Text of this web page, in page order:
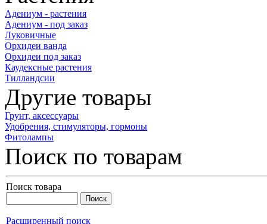
Адениум - растения
Адениум - под заказ
Луковичные
Орхидеи ванда
Орхидеи под заказ
Каудексные растения
Тилландсии
Другие товары
Грунт, аксессуары
Удобрения, стимуляторы, гормоны
Фитолампы
Поиск по товарам
Поиск товара
Расширенный поиск